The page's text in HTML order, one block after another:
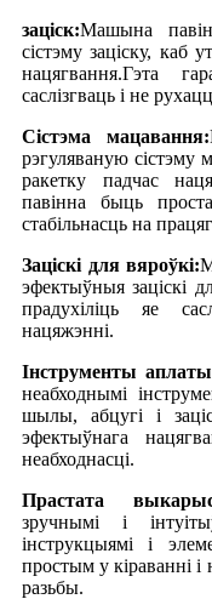
заціск:Машына
сістэму заціску, каб
нацягвання.Гэта
саслізгваць і не
Сістэма мацавання:
рэгуляваную сістэму
ракетку падчас
павінна быць
стабільнасць на
Заціскі для вяроўкі:
эфектыўныя заціскі
прадухіліць яе
нацяжэнні.
Інструменты
неабходнымі
шылы, абцугі і
эфектыўнага
неабходнасці.
Прастата
зручнымі і
інструкцыямі і
простым у кіраванні
разьбы.